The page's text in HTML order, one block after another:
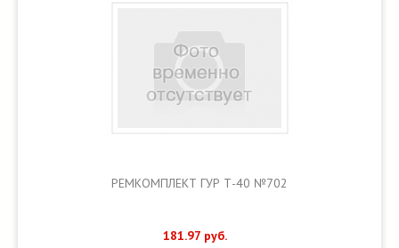
РЕМКОМПЛЕКТ ГУР Т-40 №702
181.97 руб.